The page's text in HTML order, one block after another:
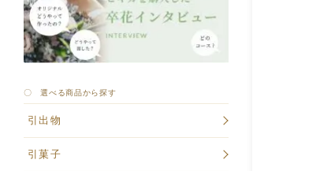
〇 選べる商品から探す
引出物
引菓子